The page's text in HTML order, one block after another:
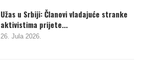
Užas u Srbiji: Članovi vladajuće stranke
aktivistima prijete...
26. Jula 2026.